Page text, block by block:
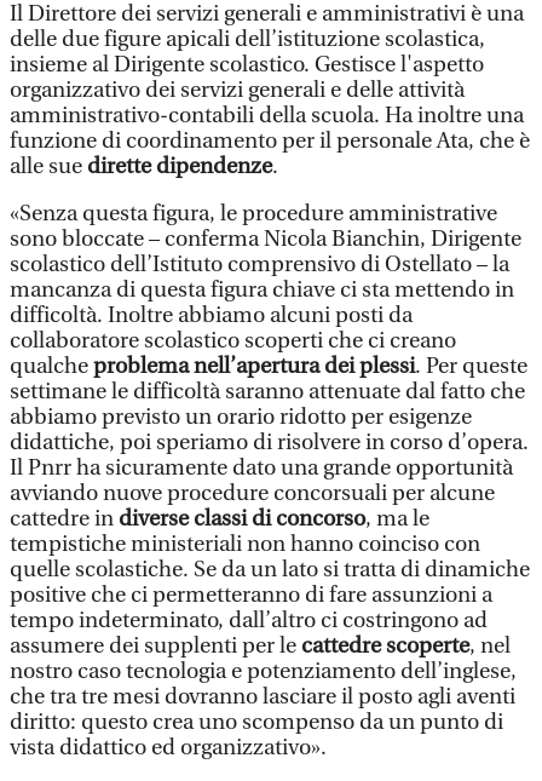
Il Direttore dei servizi generali e amministrativi è una
delle due figure apicali dell’istituzione scolastica,
insieme al Dirigente scolastico. Gestisce l'aspetto
organizzativo dei servizi generali e delle attività
amministrativo-contabili della scuola. Ha inoltre una
funzione di coordinamento per il personale Ata, che è
alle sue dirette dipendenze.
«Senza questa figura, le procedure amministrative
sono bloccate – conferma Nicola Bianchin, Dirigente
scolastico dell’Istituto comprensivo di Ostellato – la
mancanza di questa figura chiave ci sta mettendo in
difficoltà. Inoltre abbiamo alcuni posti da
collaboratore scolastico scoperti che ci creano
qualcheproblema nell’apertura dei plessi. Per queste
settimane le difficoltà saranno attenuate dal fatto che
abbiamo previsto un orario ridotto per esigenze
didattiche, poi speriamo di risolvere in corso d’opera.
Il Pnrr ha sicuramente dato una grande opportunità
avviando nuove procedure concorsuali per alcune
cattedre in diverse classi di concorso, ma le
tempistiche ministeriali non hanno coinciso con
quelle scolastiche. Se da un lato si tratta di dinamiche
positive che ci permetteranno di fare assunzioni a
tempo indeterminato, dall’altro ci costringono ad
assumere dei supplenti per le cattedre scoperte, nel
nostro caso tecnologia e potenziamento dell’inglese,
che tra tre mesi dovranno lasciare il posto agli aventi
diritto: questo crea uno scompenso da un punto di
vista didattico ed organizzativo».